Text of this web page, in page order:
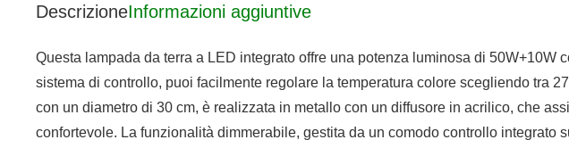
DescrizioneInformazioni aggiuntive
Questa lampada da terra a LED integrato offre una potenza luminosa di 50W+10W
sistema di controllo, puoi facilmente regolare la temperatura colore scegliendo tra
con un diametro di 30 cm, è realizzata in metallo con un diffusore in acrilico, che
confortevole. La funzionalità dimmerabile, gestita da un comodo controllo integrato